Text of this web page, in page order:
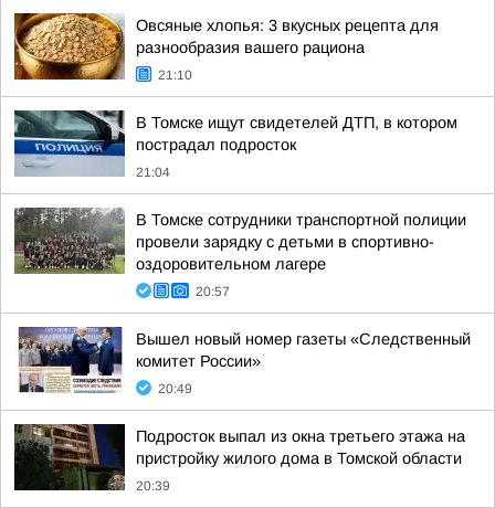
Овсяные хлопья: 3 вкусных рецепта для
разнообразия вашего рациона
21:10
В Томске ищут свидетелей ДТП, в котором
пострадал подросток
21:04
В Томске сотрудники транспортной полиции
провели зарядку с детьми в спортивно-
оздоровительном лагере
20:57
Вышел новый номер газеты «Следственный
комитет России»
20:49
Подросток выпал из окна третьего этажа на
пристройку жилого дома в Томской области
20:39